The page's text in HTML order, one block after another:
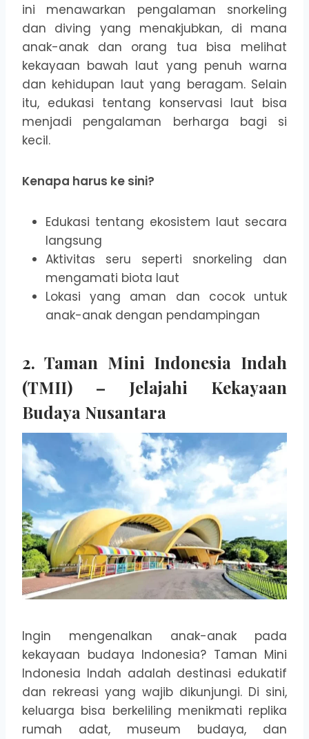
ini menawarkan pengalaman snorkeling
dan diving yang menakjubkan, di mana
anak-anak dan orang tua bisa melihat
kekayaan bawah laut yang penuh warna
dan kehidupan laut yang beragam. Selain
itu, edukasi tentang konservasi laut bisa
menjadi pengalaman berharga bagi si
kecil.
Kenapa harus ke sini?
Edukasi tentang ekosistem laut secara
langsung
Aktivitas seru seperti snorkeling dan
mengamati biota laut
Lokasi yang aman dan cocok untuk
anak-anak dengan pendampingan
2. Taman Mini Indonesia Indah
(TMII) – Jelajahi Kekayaan
Budaya Nusantara
Ingin mengenalkan anak-anak pada
kekayaan budaya Indonesia? Taman Mini
Indonesia Indah adalah destinasi edukatif
dan rekreasi yang wajib dikunjungi. Di sini,
keluarga bisa berkeliling menikmati replika
rumah adat, museum budaya, dan